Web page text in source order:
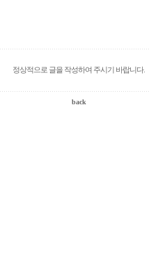
정상적으로 글을 작성하여 주시기 바랍니다.